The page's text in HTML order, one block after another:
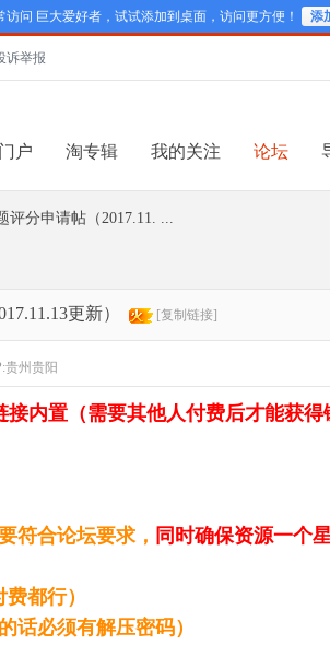
访问 巨大爱好者，试试添加到桌面，访问更方便！ 添
诉举报
门户 淘专辑 我的关注 论坛
评分申请帖（2017.11. ...
更新） [复制链接]
贵州贵阳
内置（需要其他人付费后才能获
符合论坛要求， 同时确保资源一个
都行）
话必须有解压密码）